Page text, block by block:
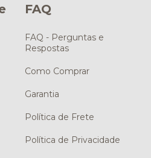
FAQ
FAQ - Perguntas e
Respostas
Como Comprar
Garantia
Política de Frete
Política de Privacidade